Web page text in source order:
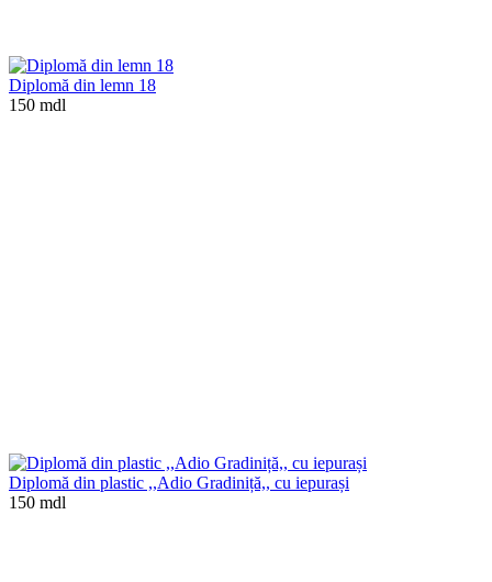
Diplomă din lemn 18
150 mdl
Diplomă din plastic ,,Adio Gradiniță,, cu iepurași
150 mdl